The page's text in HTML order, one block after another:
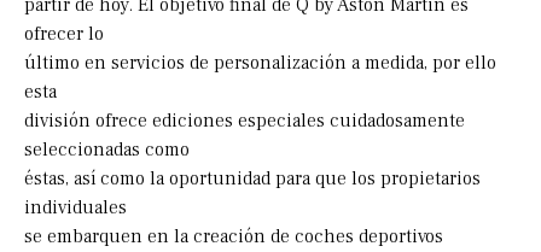
partir de hoy. El objetivo final de Q by Aston Martin es
ofrecer lo
último en servicios de personalización a medida, por ello
esta
división ofrece ediciones especiales cuidadosamente
seleccionadas como
éstas, así como la oportunidad para que los propietarios
individuales
se embarquen en la creación de coches deportivos